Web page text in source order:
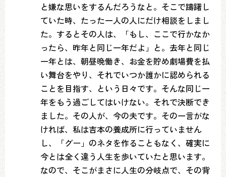
と嫌な思いをするんだろうなと。そこで躊躇し
ていた時、たった一人の人にだけ相談をしまし
た。するとその人は、「もし、ここで行かなか
ったら、昨年と同じ一年だよ」と。去年と同じ
一年とは、朝昼晩働き、お金を貯め劇場費を払
い舞台をやり、それでいつか誰かに認められる
ことを目指す、という日々です。そんな同じ一
年をもう過ごしてはいけない。それで決断でき
ました。その人が、今の夫です。その一言がな
ければ、私は吉本の養成所に行っていません
し、「グー」のネタを作ることもなく、確実に
今とは全く違う人生を歩いていたと思います。
なので、そこがまさに人生の分岐点で、その背